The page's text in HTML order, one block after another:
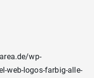
wp-
web-logos-farbig-alle-